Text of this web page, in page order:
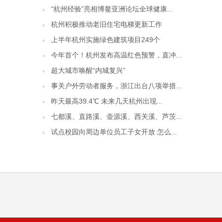
“杭州经验”亮相博鳌亚洲论坛全球健康...
杭州积极推动老旧住宅电梯更新工作
上半年杭州实施绿色建筑项目249个
今年首个！杭州发布高温红色预警，直冲...
超大城市唤醒“内城复兴”
事关户外劳动者服务，浙江出台八项举措...
昨天最高39.4℃ 未来几天杭州出现...
七都溪、直路溪、壶源溪、西关溪、芦茨...
试点校园向周边单位员工子女开放 怎么...